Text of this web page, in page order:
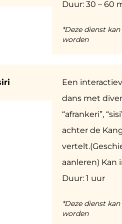
Duur: 30 – 60
*Deze dienst
worden
Een
dans met
“afrankeri”,
achter de
aanleren) Kan
Duur: 1 uur
*Deze dienst
worden